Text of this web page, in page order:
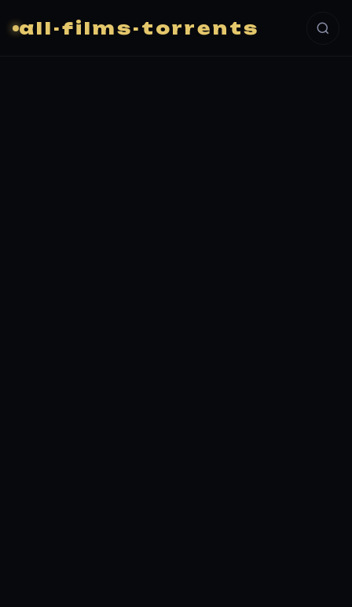
all-films-torrents